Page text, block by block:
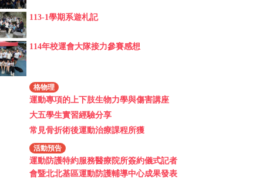
113-1學期系遊札記
114年校運會大隊接力參賽感想
格物理
運動專項的上下肢生物力學與傷害講座
大五學生實習經驗分享
常見骨折術後運動治療課程所獲
活動預告
運動防護特約服務醫療院所簽約儀式記者
會暨北北基區運動防護輔導中心成果發表